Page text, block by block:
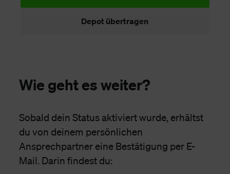
Depot übertragen
Wie geht es weiter?
Sobald dein Status aktiviert wurde, erhältst
du von deinem persönlichen
Ansprechpartner eine Bestätigung per E-
Mail. Darin findest du: